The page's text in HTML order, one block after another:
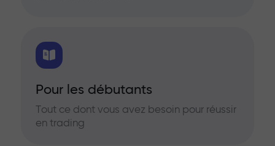
Pour les débutants
Tout ce dont vous avez besoin pour réussir
en trading